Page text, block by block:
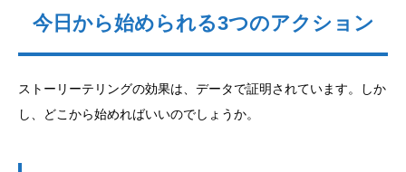
今日から始められる3つのアクション
ストーリーテリングの効果は、データで証明されています。しか
し、どこから始めればいいのでしょうか。